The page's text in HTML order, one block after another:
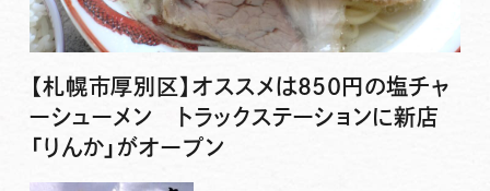
【札幌市厚別区】オススメは850円の塩チャ
ーシューメン トラックステーションに新店
「りんか」がオープン